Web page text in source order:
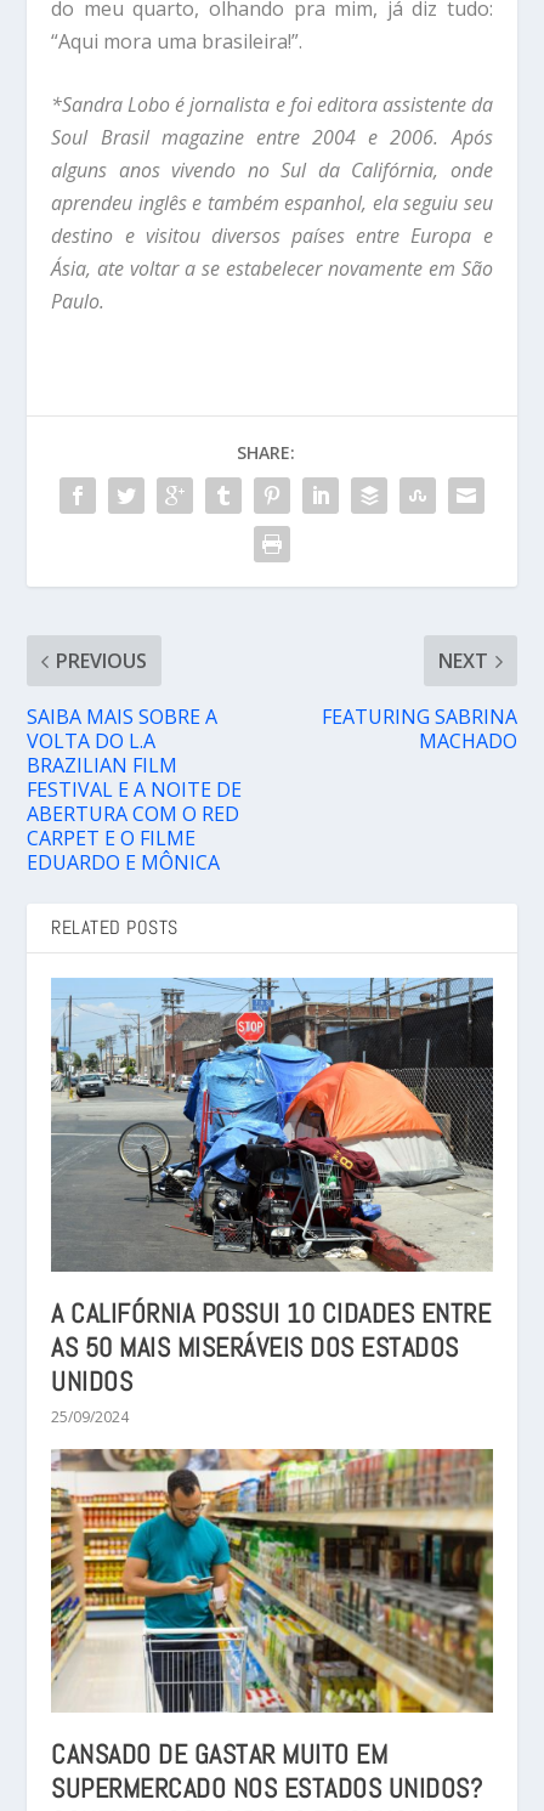
do meu quarto, olhando pra mim, já diz tudo:
“Aqui mora uma brasileira!”.
*Sandra Lobo é jornalista e foi editora assistente da
Soul Brasil magazine entre 2004 e 2006. Após
alguns anos vivendo no Sul da Califórnia, onde
aprendeu inglês e também espanhol, ela seguiu seu
destino e visitou diversos países entre Europa e
Ásia, ate voltar a se estabelecer novamente em São
Paulo.
SHARE:
PREVIOUS
SAIBA MAIS SOBRE A
VOLTA DO L.A
BRAZILIAN FILM
FESTIVAL E A NOITE DE
ABERTURA COM O RED
CARPET E O FILME
EDUARDO E MÔNICA
NEXT
FEATURING SABRINA
MACHADO
RELATED POSTS
A CALIFÓRNIA POSSUI 10 CIDADES ENTRE
AS 50 MAIS MISERÁVEIS DOS ESTADOS
UNIDOS
25/09/2024
CANSADO DE GASTAR MUITO EM
SUPERMERCADO NOS ESTADOS UNIDOS?